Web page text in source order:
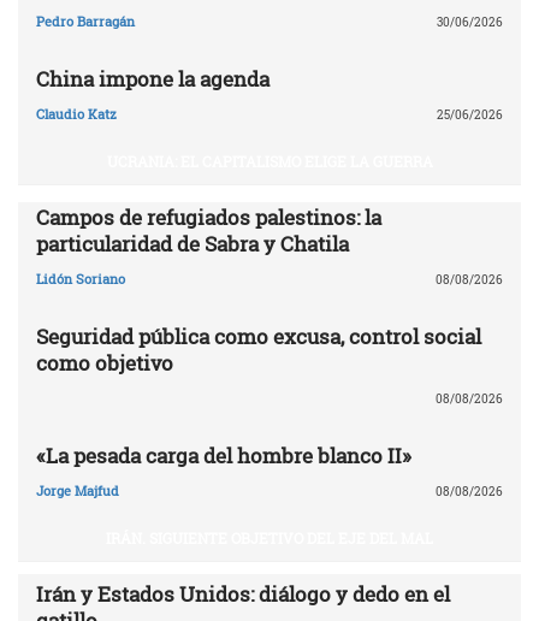
Pedro Barragán 30/06/2026
China impone la agenda
Claudio Katz 25/06/2026
Campos de refugiados palestinos: la
particularidad de Sabra y Chatila
Lidón Soriano 08/08/2026
Seguridad pública como excusa, control social
como objetivo
08/08/2026
«La pesada carga del hombre blanco II»
Jorge Majfud 08/08/2026
Irán y Estados Unidos: diálogo y dedo en el